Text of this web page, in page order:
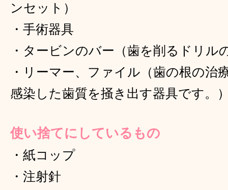
ンセット）
・手術器具
・タービンのバー（歯を削るドリル
・リーマー、ファイル（歯の根の治
感染した歯質を掻き出す器具です。
使い捨てにしているもの
・紙コップ
・注射針